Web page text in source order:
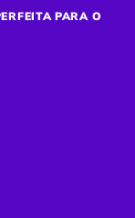
PARA O